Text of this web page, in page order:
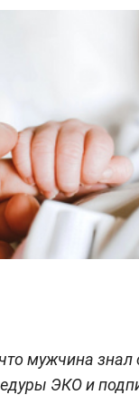
мужчина знал
ЭКО и